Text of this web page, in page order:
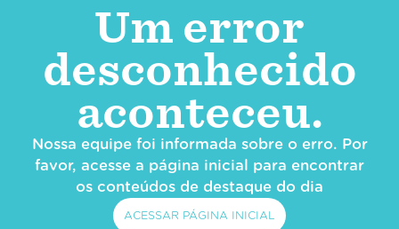
Um error
desconhecido
aconteceu.
Nossa equipe foi informada sobre o erro. Por
favor, acesse a página inicial para encontrar
os conteúdos de destaque do dia
ACESSAR PÁGINA INICIAL